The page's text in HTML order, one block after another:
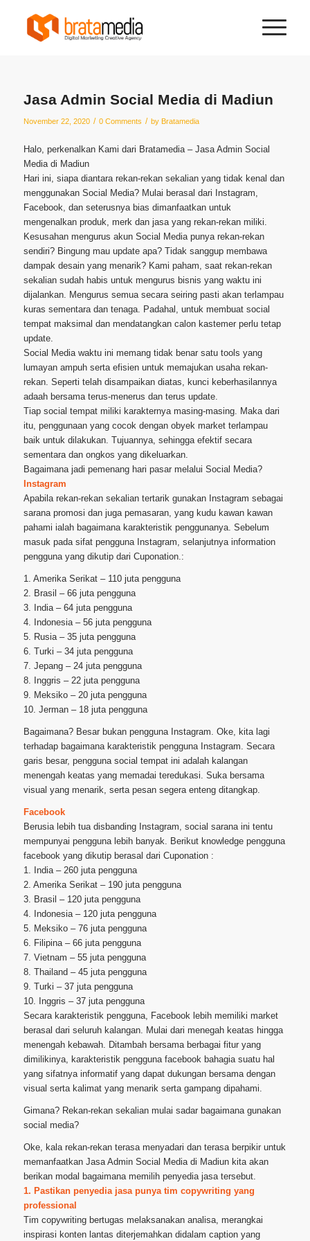
Jasa Admin Social Media di Madiun
November 22, 2020 / 0 Comments / by Bratamedia
Halo, perkenalkan Kami dari Bratamedia – Jasa Admin Social
Media di Madiun
Hari ini, siapa diantara rekan-rekan sekalian yang tidak kenal dan
menggunakan Social Media? Mulai berasal dari Instagram,
Facebook, dan seterusnya bias dimanfaatkan untuk
mengenalkan produk, merk dan jasa yang rekan-rekan miliki.
Kesusahan mengurus akun Social Media punya rekan-rekan
sendiri? Bingung mau update apa? Tidak sanggup membawa
dampak desain yang menarik? Kami paham, saat rekan-rekan
sekalian sudah habis untuk mengurus bisnis yang waktu ini
dijalankan. Mengurus semua secara seiring pasti akan terlampau
kuras sementara dan tenaga. Padahal, untuk membuat social
tempat maksimal dan mendatangkan calon kastemer perlu tetap
update.
Social Media waktu ini memang tidak benar satu tools yang
lumayan ampuh serta efisien untuk memajukan usaha rekan-
rekan. Seperti telah disampaikan diatas, kunci keberhasilannya
adaah bersama terus-menerus dan terus update.
Tiap social tempat miliki karakternya masing-masing. Maka dari
itu, penggunaan yang cocok dengan obyek market terlampau
baik untuk dilakukan. Tujuannya, sehingga efektif secara
sementara dan ongkos yang dikeluarkan.
Bagaimana jadi pemenang hari pasar melalui Social Media?
Instagram
Apabila rekan-rekan sekalian tertarik gunakan Instagram sebagai
sarana promosi dan juga pemasaran, yang kudu kawan kawan
pahami ialah bagaimana karakteristik penggunanya. Sebelum
masuk pada sifat pengguna Instagram, selanjutnya information
pengguna yang dikutip dari Cuponation.:
1. Amerika Serikat – 110 juta pengguna
2. Brasil – 66 juta pengguna
3. India – 64 juta pengguna
4. Indonesia – 56 juta pengguna
5. Rusia – 35 juta pengguna
6. Turki – 34 juta pengguna
7. Jepang – 24 juta pengguna
8. Inggris – 22 juta pengguna
9. Meksiko – 20 juta pengguna
10. Jerman – 18 juta pengguna
Bagaimana? Besar bukan pengguna Instagram. Oke, kita lagi
terhadap bagaimana karakteristik pengguna Instagram. Secara
garis besar, pengguna social tempat ini adalah kalangan
menengah keatas yang memadai teredukasi. Suka bersama
visual yang menarik, serta pesan segera enteng ditangkap.
Facebook
Berusia lebih tua disbanding Instagram, social sarana ini tentu
mempunyai pengguna lebih banyak. Berikut knowledge pengguna
facebook yang dikutip berasal dari Cuponation :
1. India – 260 juta pengguna
2. Amerika Serikat – 190 juta pengguna
3. Brasil – 120 juta pengguna
4. Indonesia – 120 juta pengguna
5. Meksiko – 76 juta pengguna
6. Filipina – 66 juta pengguna
7. Vietnam – 55 juta pengguna
8. Thailand – 45 juta pengguna
9. Turki – 37 juta pengguna
10. Inggris – 37 juta pengguna
Secara karakteristik pengguna, Facebook lebih memiliki market
berasal dari seluruh kalangan. Mulai dari menegah keatas hingga
menengah kebawah. Ditambah bersama berbagai fitur yang
dimilikinya, karakteristik pengguna facebook bahagia suatu hal
yang sifatnya informatif yang dapat dukungan bersama dengan
visual serta kalimat yang menarik serta gampang dipahami.
Gimana? Rekan-rekan sekalian mulai sadar bagaimana gunakan
social media?
Oke, kala rekan-rekan terasa menyadari dan terasa berpikir untuk
memanfaatkan Jasa Admin Social Media di Madiun kita akan
berikan modal bagaimana memilih penyedia jasa tersebut.
1. Pastikan penyedia jasa punya tim copywriting yang
professional
Tim copywriting bertugas melaksanakan analisa, merangkai
inspirasi konten lantas diterjemahkan didalam caption yang